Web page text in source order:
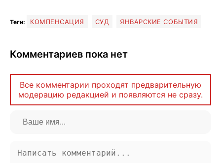
Теги: КОМПЕНСАЦИЯ СУД ЯНВАРСКИЕ СОБЫТИЯ
Комментариев пока нет
Все комментарии проходят предварительную
модерацию редакцией и появляются не сразу.